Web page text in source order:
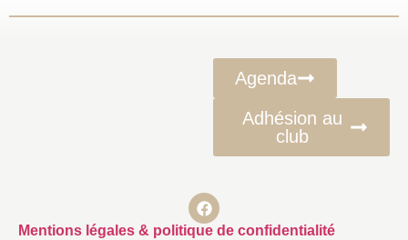
Agenda
Adhésion au
club
Mentions légales & politique de confidentialité